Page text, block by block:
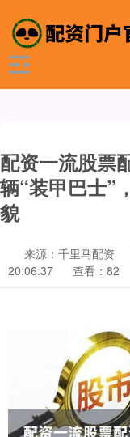
配资一流股票
辆“装甲巴士”
貌
来源：千里马配资
20:06:37
查看：82